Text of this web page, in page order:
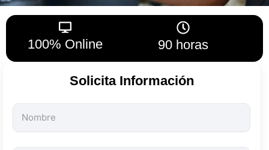
100% Online 90 horas
Solicita Información
Todos
los